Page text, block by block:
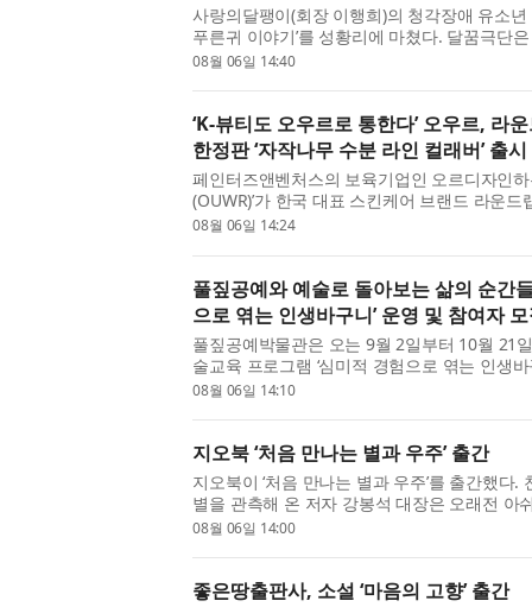
사랑의달팽이(회장 이행희)의 청각장애 유소년
푸른귀 이야기’를 성황리에 마쳤다. 달꿈극단
중구에 위치한 CKL스테이지에서 ‘미로와 푸른
08월 06일 14:40
‘K-뷰티도 오우르로 통한다’ 오우르, 라
한정판 ‘자작나무 수분 라인 컬래버’ 출시
페인터즈앤벤처스의 보육기업인 오르디자인
(OUWR)’가 한국 대표 스킨케어 브랜드 라운
로벌(Olive Young US) 한정판 컬렉션을 선보
08월 06일 14:24
풀짚공예와 예술로 돌아보는 삶의 순간
으로 엮는 인생바구니’ 운영 및 참여자
풀짚공예박물관은 오는 9월 2일부터 10월 21
술교육 프로그램 ‘심미적 경험으로 엮는 인생
2026 꿈다락 문화예술학교 중장년 감상 프로
08월 06일 14:10
지오북 ‘처음 만나는 별과 우주’ 출간
지오북이 ‘처음 만나는 별과 우주’를 출간했다
별을 관측해 온 저자 강봉석 대장은 오래전 아
이 천체망원경으로 별을 직접 보고도 기대만
08월 06일 14:00
좋은땅출판사, 소설 ‘마음의 고향’ 출간